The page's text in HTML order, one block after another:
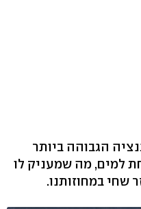
הגבוהה ביותר
למים, מה שמעניק לו
שחי במחוזותנו.